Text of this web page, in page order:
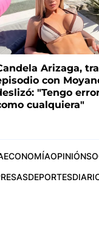
Arizaga,
con
"Tengo
cualquiera"
ECONOMÍAOPINIÓN
DEPORTES